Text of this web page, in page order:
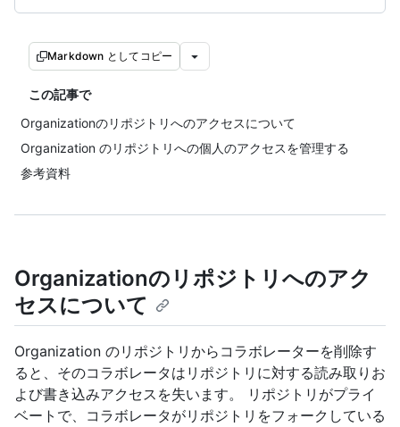
Markdown としてコピー
この記事で
Organizationのリポジトリへのアクセスについて
Organization のリポジトリへの個人のアクセスを管理する
参考資料
Organizationのリポジトリへのアク
セスについて
Organization のリポジトリからコラボレーターを削除す
ると、そのコラボレータはリポジトリに対する読み取りお
よび書き込みアクセスを失います。 リポジトリがプライ
ベートで、コラボレータがリポジトリをフォークしている